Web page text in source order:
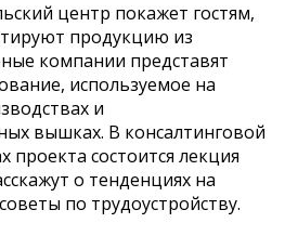
центр покажет гостям,
продукцию из
компании представят
используемое на
и
вышках. В консалтинговой
проекта состоится лекция
о тенденциях на
по трудоустройству.